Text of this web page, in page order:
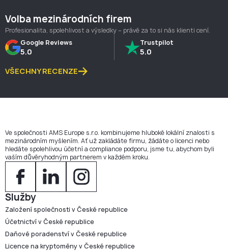
Volba mezinárodních firem
Profesionalita, spolehlivost a výsledky – právě za to si nás klienti cení.
Google Reviews
5.0
Trustpilot
5.0
VŠECHNY RECENZE
Ve společnosti AMS Europe s.r.o. kombinujeme hluboké lokální znalosti s
mezinárodním myšlením. Ať už zakládáte firmu, žádáte o licenci nebo
hledáte spolehlivou účetní a compliance podporu, jsme tu, abychom byli
vaším důvěryhodným partnerem v každém kroku.
Služby
Založení společnosti v České republice
Účetnictví v České republice
Daňové poradenství v České republice
Licence na kryptoměny v České republice